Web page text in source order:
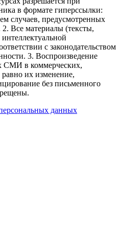
в формате гиперссылки:
случаев, предусмотренных
2. Все материалы (тексты,
с законодательством
3. Воспроизведение
СМИ в коммерческих,
их изменение,
без письменного
данных